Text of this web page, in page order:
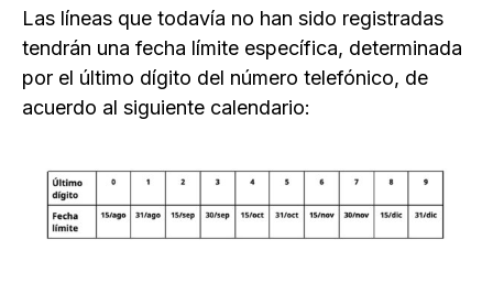
Las líneas que todavía no han sido registradas
tendrán una fecha límite específica, determinada
por el último dígito del número telefónico, de
acuerdo al siguiente calendario: